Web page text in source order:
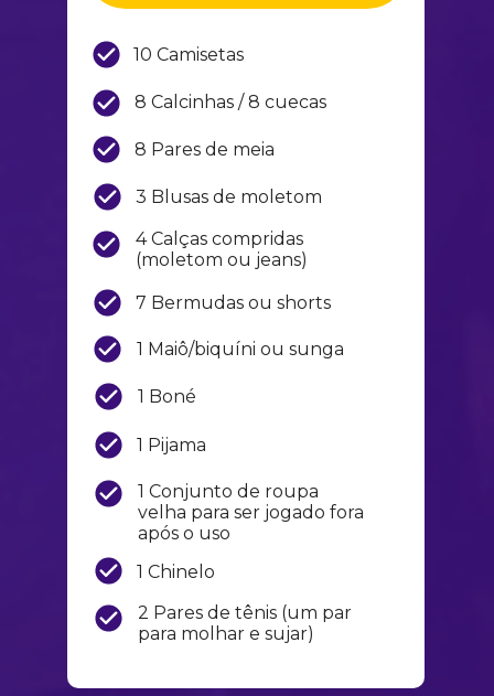
10 Camisetas
8 Calcinhas / 8 cuecas
8 Pares de meia
3 Blusas de moletom
4 Calças compridas
(moletom ou jeans)
7 Bermudas ou shorts
1 Maiô/biquíni ou sunga
1 Boné
1 Pijama
1 Conjunto de roupa
velha para ser jogado fora
após o uso
1 Chinelo
2 Pares de tênis (um par
para molhar e sujar)